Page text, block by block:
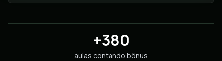
+380
aulas contando bônus